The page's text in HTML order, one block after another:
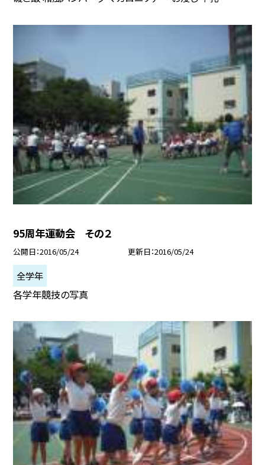
95周年運動会 その２
公開日 2016/05/24 更新日 2016/05/24
全学年
各学年競技の写真